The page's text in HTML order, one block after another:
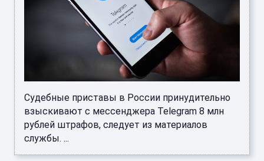
Судебные приставы в России принудительно
взыскивают с мессенджера Telegram 8 млн
рублей штрафов, следует из материалов
службы. ...